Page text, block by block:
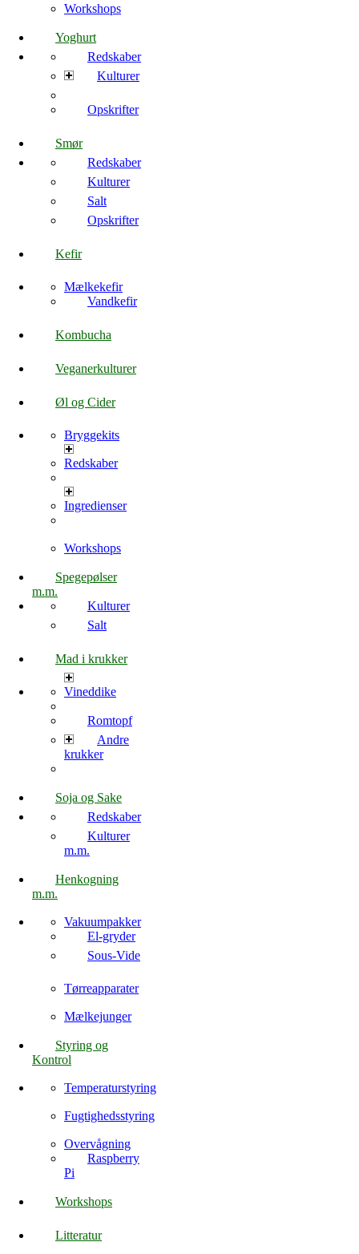
Workshops
Yoghurt
Redskaber
Kulturer
Opskrifter
Smør
Redskaber
Kulturer
Salt
Opskrifter
Kefir
Mælkekefir
Vandkefir
Kombucha
Veganerkulturer
Øl og Cider
Bryggekits
Redskaber
Ingredienser
Workshops
Spegepølser
m.m.
Kulturer
Salt
Mad i krukker
Vineddike
Romtopf
Andre
krukker
Soja og Sake
Redskaber
Kulturer
m.m.
Henkogning
m.m.
Vakuumpakker
El-gryder
Sous-Vide
Tørreapparater
Mælkejunger
Styring og
Kontrol
Temperaturstyring
Fugtighedsstyring
Overvågning
Raspberry
Pi
Workshops
Litteratur